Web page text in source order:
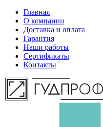
Главная
О компании
Доставка и оплата
Гарантия
Наши работы
Сертификаты
Контакты